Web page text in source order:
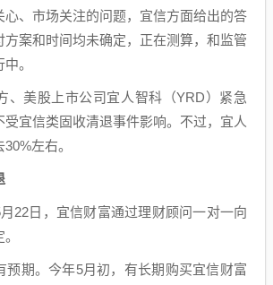
心、市场关注的问题，宜信方面给出的答
方案和时间均未确定，正在测算，和监管
。
、美股上市公司宜人智科（YRD）紧急
受宜信类固收清退事件影响。不过，宜人
左右。
22日，宜信财富通过理财顾问一对一向
预期。今年5月初，有长期购买宜信财富